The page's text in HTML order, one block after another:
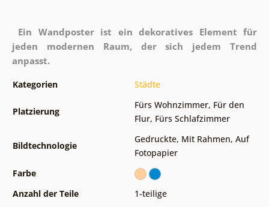
Ein Wandposter ist ein dekoratives Element für
jeden modernen Raum, der sich jedem Trend
anpasst.
Kategorien Städte
Platzierung
Fürs Wohnzimmer, Für den
Flur, Fürs Schlafzimmer
Bildtechnologie
Gedruckte, Mit Rahmen, Auf
Fotopapier
Farbe
Anzahl der Teile
1-teilige